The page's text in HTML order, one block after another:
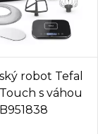
robot Tefal
s váhou